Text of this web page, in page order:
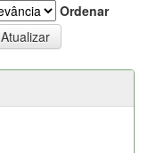
Ordenar